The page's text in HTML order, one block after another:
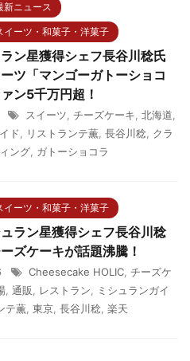
新ニュース
イーツ・和菓子・洋菓子
ン星獲得シェフ長谷川稔氏
ツ「マンゴーガトーショコ
ン5千万円超！
スイーツ, チーズケーキ, 北海道,
ド, リストランテ薫, 長谷川稔, クラ
ング, ガトーショコラ
イーツ・和菓子・洋菓子
ラン星獲得シェフ長谷川稔
ズケーキが話題沸騰！
Cheesecake HOLIC, チーズケ
, 通販, レストラン, ミシュランガイ
テ薫, 東京, 長谷川稔, 楽天